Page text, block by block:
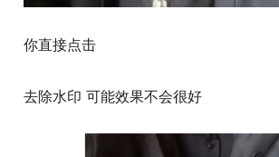
你直接点击
去除水印 可能效果不会很好